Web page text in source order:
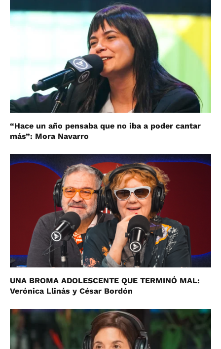
“Hace un año pensaba que no iba a poder cantar
más”: Mora Navarro
UNA BROMA ADOLESCENTE QUE TERMINÓ MAL:
Verónica Llinás y César Bordón